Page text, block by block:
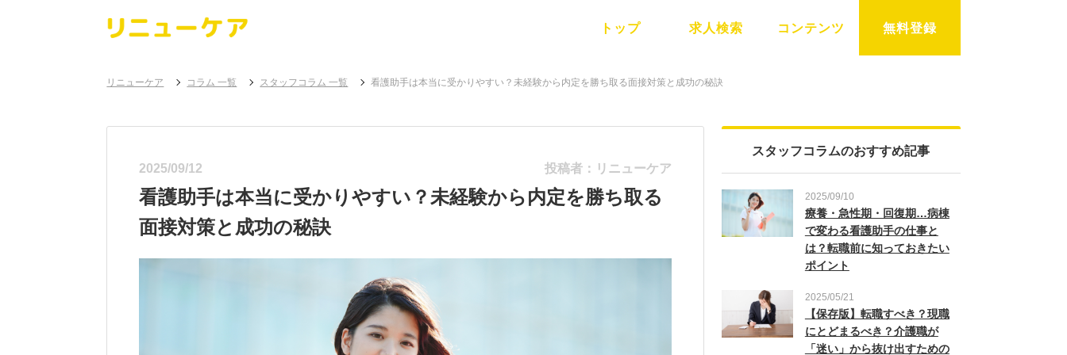
トップ 求人検索 コンテンツ 無料登録
リニューケア コラム 一覧 スタッフコラム 一覧 看護助手は本当に受かりやすい？未経験から内定を勝ち取る面接対策と成功の秘訣
2025/09/12 投稿者：リニューケア
看護助手は本当に受かりやすい？未経験から内定を勝ち取る
面接対策と成功の秘訣
スタッフコラムのおすすめ記事
2025/09/10
療養・急性期・回復期…病棟
で変わる看護助手の仕事と
は？転職前に知っておきたい
ポイント
2025/05/21
【保存版】転職すべき？現職
にとどまるべき？介護職が
「迷い」から抜け出すための